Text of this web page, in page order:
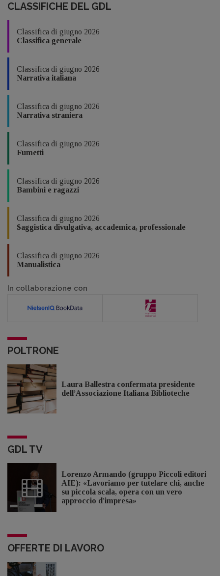
CLASSIFICHE DEL GDL
Classifica di giugno 2026
Classifica generale
Classifica di giugno 2026
Narrativa italiana
Classifica di giugno 2026
Narrativa straniera
Classifica di giugno 2026
Fumetti
Classifica di giugno 2026
Bambini e ragazzi
Classifica di giugno 2026
Saggistica divulgativa, accademica, professionale
Classifica di giugno 2026
Manualistica
In collaborazione con
POLTRONE
Laura Ballestra confermata presidente
dell’Associazione Italiana Biblioteche
GDL TV
Lorenzo Armando (gruppo Piccoli editori
AIE): «Lavoriamo per tutelare chi, anche
su piccola scala, opera con un vero
approccio d'impresa»
OFFERTE DI LAVORO